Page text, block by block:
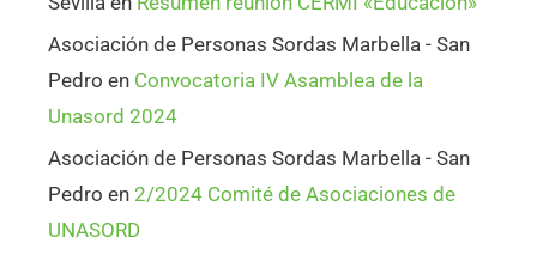
Asociación de Personas Sordas Marbella - San
Pedro en Convocatoria IV Asamblea de la
Unasord 2024
Asociación de Personas Sordas Marbella - San
Pedro en 2/2024 Comité de Asociaciones de
UNASORD